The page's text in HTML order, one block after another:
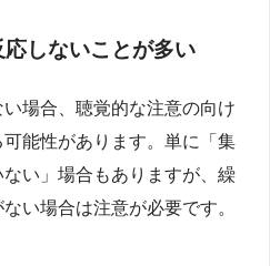
しないことが多い
場合、聴覚的な注意の向け
能性があります。単に「集
い」場合もありますが、繰
い場合は注意が必要です。